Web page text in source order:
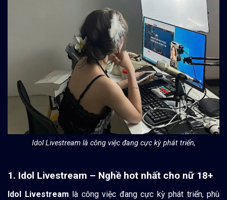
Idol Livestream là công việc đang cực kỳ phát triển,
1. Idol Livestream – Nghề hot nhất cho nữ 18+
Idol Livestream là công việc đang cực kỳ phát triển, phù